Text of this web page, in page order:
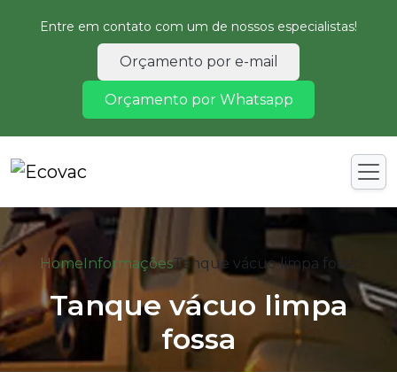
Entre em contato com um de nossos especialistas!
Orçamento por e-mail
Orçamento por Whatsapp
HomeInformaçõesTanque vácuo limpa fossa
Tanque vácuo limpa
fossa